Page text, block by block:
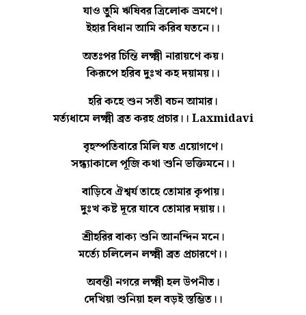
যাও তুমি ঋষিবর ত্রিলোক ভ্রমণে।
ইহার বিধান আমি করিব যতনে।।
অতঃপর চিন্তি লক্ষ্মী নারায়ণে কয়।
কিরূপে হরিব দুঃখ কহ দয়াময়।।
হরি কহে শুন সতী বচন আমার।
মর্ত্যধামে লক্ষ্মী ব্রত করহ প্রচার।। Laxmidavi
বৃহস্পতিবারে মিলি যত এয়োগণে।
সন্ধ্যাকালে পূজি কথা শুনি ভক্তিমনে।।
বাড়িবে ঐশ্বর্য তাহে তোমার কৃপায়।
দুঃখ কষ্ট দূরে যাবে তোমার দয়ায়।।
শ্রীহরির বাক্য শুনি আনন্দিন মনে।
মর্ত্যে চলিলেন লক্ষ্মী ব্রত প্রচারণে।।
অবন্তী নগরে লক্ষ্মী হল উপনীত।
দেখিয়া শুনিয়া হল বড়ই স্তম্ভিত।।